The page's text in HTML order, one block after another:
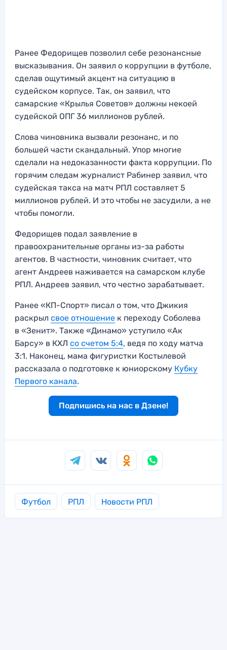
Ранее Федорищев позволил себе резонансные
высказывания. Он заявил о коррупции в футболе,
сделав ощутимый акцент на ситуацию в
судейском корпусе. Так, он заявил, что
самарские «Крылья Советов» должны некоей
судейской ОПГ 36 миллионов рублей.
Слова чиновника вызвали резонанс, и по
большей части скандальный. Упор многие
сделали на недоказанности факта коррупции. По
горячим следам журналист Рабинер заявил, что
судейская такса на матч РПЛ составляет 5
миллионов рублей. И это чтобы не засудили, а не
чтобы помогли.
Федорищев подал заявление в
правоохранительные органы из-за работы
агентов. В частности, чиновник считает, что
агент Андреев наживается на самарском клубе
РПЛ. Андреев заявил, что честно зарабатывает.
Ранее «КП-Спорт» писал о том, что Джикия
раскрыл свое отношение к переходу Соболева
в «Зенит». Также «Динамо» уступило «Ак
Барсу» в КХЛ со счетом 5:4, ведя по ходу матча
3:1. Наконец, мама фигуристки Костылевой
рассказала о подготовке к юниорскому Кубку
Первого канала.
Подпишись на нас в Дзене!
Футбол РПЛ Новости РПЛ